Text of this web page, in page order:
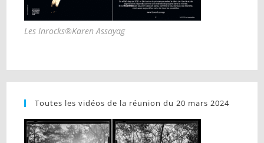
Les Inrocks®Karen Assayag
Toutes les vidéos de la réunion du 20 mars 2024